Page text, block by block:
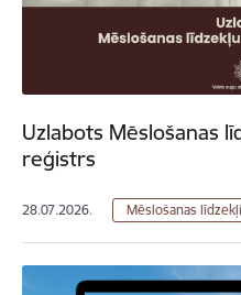
Uzlabots Mēslošanas
reģistrs
28.07.2026. Mēslošanas līdzekļi